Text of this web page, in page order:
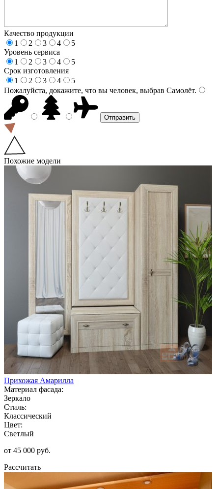
Качество продукции
1
2 3 4
5
Уровень сервиса
1
2 3 4
5
Срок изготовления
1
2 3 4
5
Пожалуйста, докажите, что вы человек, выбрав Самолёт.
Похожие модели
Прихожая Амарилла
Материал фасада:
Зеркало
Стиль:
Классический
Цвет:
Светлый
от 45 000 руб.
Рассчитать